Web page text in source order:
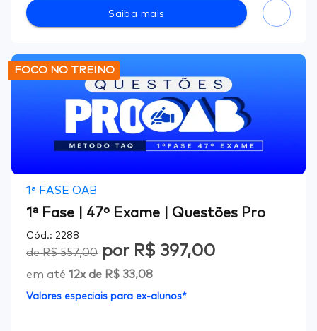
Saiba mais
FOCO NO TREINO
1ª FASE OAB
1ª Fase | 47º Exame | Questões Pro
Cód.: 2288
deR$ 557,00 por R$ 397,00
em até 12x de R$ 33,08
Valores especiais para ex-alunos*